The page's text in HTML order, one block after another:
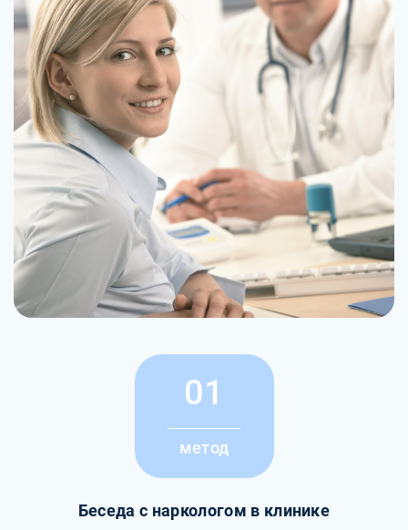
01
метод
Беседа с наркологом в клинике